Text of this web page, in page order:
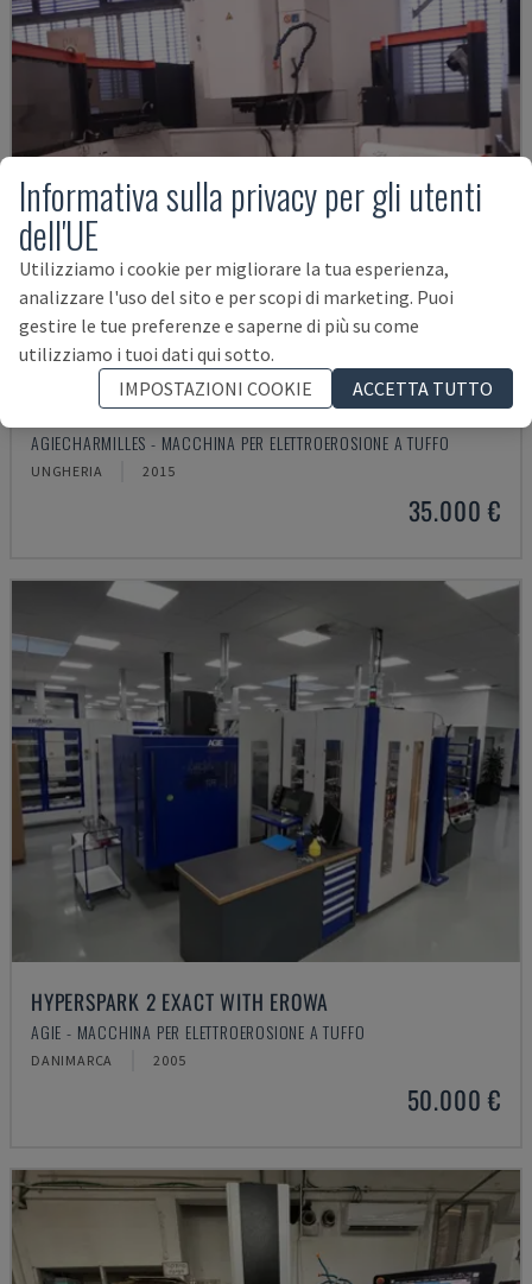
FORM 30
AGIECHARMILLES - MACCHINA PER ELETTROEROSIONE A TUFFO
UNGHERIA 2015
35.000 €
HYPERSPARK 2 EXACT WITH EROWA
AGIE - MACCHINA PER ELETTROEROSIONE A TUFFO
DANIMARCA 2005
50.000 €
Informativa sulla privacy per gli utenti
dell'UE
Utilizziamo i cookie per migliorare la tua esperienza,
analizzare l'uso del sito e per scopi di marketing. Puoi
gestire le tue preferenze e saperne di più su come
utilizziamo i tuoi dati qui sotto.
IMPOSTAZIONI COOKIE
ACCETTA TUTTO